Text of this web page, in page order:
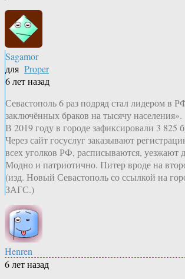
Sagamor
для Proper
6 лет назад
Севастополь 6 раз подряд стал лидером в
заключённых браков на тысячу населения».
В 2019 году в городе зафиксировали 3 825
Через сайт госуслуг заказывают
всех уголков РФ, расписываются, уезжают
Модно и патриотично. Питер вроде на
(изд. Новый Севастополь со ссылкой на
ЗАГС.)
Henren
6 лет назад